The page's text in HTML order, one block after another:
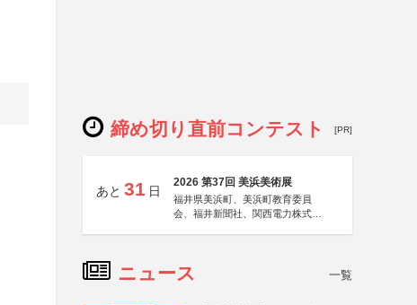
締め切り直前コンテスト [PR]
あと 31 日
2026 第37回 美浜美術展
福井県美浜町、美浜町教育委員
会、福井新聞社、関西電力株式会
ニュース 一覧